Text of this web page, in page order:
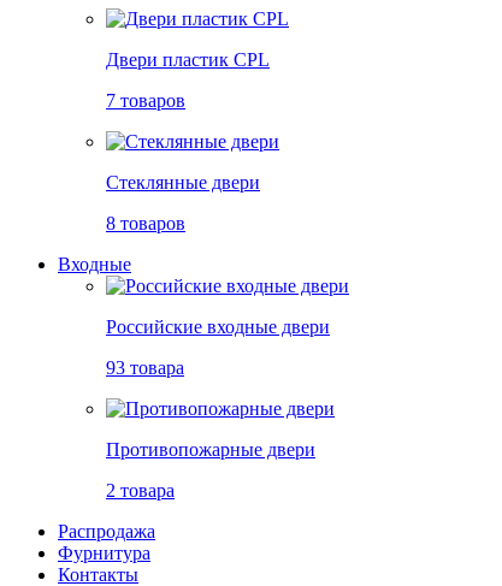
Двери пластик CPL
7 товаров
Стеклянные двери
8 товаров
Входные
Российские входные двери
93 товара
Противопожарные двери
2 товара
Распродажа
Фурнитура
Контакты